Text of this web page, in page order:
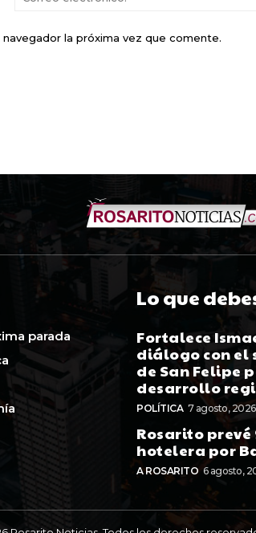
la próxima vez que comente.
parada
Lo que
Fortalece
diálogo con el
de San Felipe
desarrollo
POLÍTICA 7 agosto, 2026
Rosarito prevé
hotelera por
A ROSARITO 6 agosto,